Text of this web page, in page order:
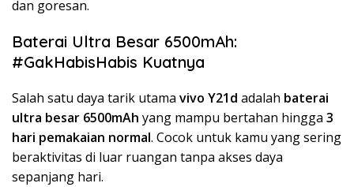
dan goresan.
Baterai Ultra Besar 6500mAh:
#GakHabisHabis Kuatnya
Salah satu daya tarik utama vivo Y21d adalah baterai
ultra besar 6500mAh yang mampu bertahan hingga 3
hari pemakaian normal. Cocok untuk kamu yang sering
beraktivitas di luar ruangan tanpa akses daya
sepanjang hari.